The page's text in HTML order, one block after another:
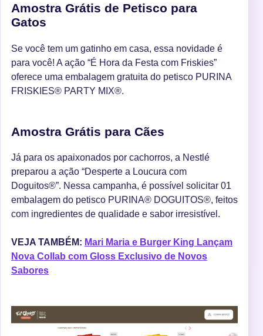
Amostra Grátis de Petisco para
Gatos
Se você tem um gatinho em casa, essa novidade é
para você! A ação “É Hora da Festa com Friskies”
oferece uma embalagem gratuita do petisco PURINA
FRISKIES® PARTY MIX®.
Amostra Grátis para Cães
Já para os apaixonados por cachorros, a Nestlé
preparou a ação “Desperte a Loucura com
Doguitos®”. Nessa campanha, é possível solicitar 01
embalagem do petisco PURINA® DOGUITOS®, feitos
com ingredientes de qualidade e sabor irresistível.
VEJA TAMBÉM: Mari Maria e Burger King Lançam
Nova Collab com Gloss Exclusivo de Novos
Sabores